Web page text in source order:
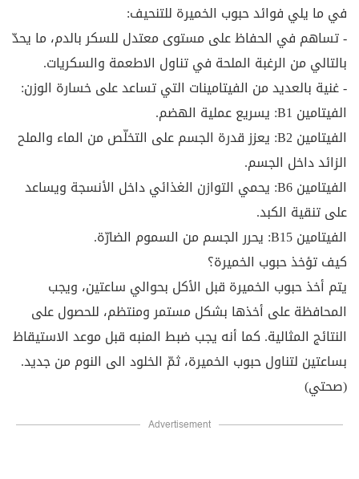
في ما يلي فوائد حبوب الخميرة للتنحيف:
- تساهم في الحفاظ على مستوى معتدل للسكر بالدم، ما يحدّ
بالتالي من الرغبة الملحة في تناول الاطعمة والسكريات.
- غنية بالعديد من الفيتامينات التي تساعد على خسارة الوزن:
الفيتامين B1: يسريع عملية الهضم.
الفيتامين B2: يعزز قدرة الجسم على التخلّص من الماء والملح
الزائد داخل الجسم.
الفيتامين B6: يحمي التوازن الغذائي داخل الأنسجة ويساعد
على تنقية الكبد.
الفيتامين B15: يحرر الجسم من السموم الضارّة.
كيف تؤخذ حبوب الخميرة؟
يتم أخذ حبوب الخميرة قبل الأكل بحوالي ساعتين، ويجب
المحافظة على أخذها بشكل مستمر ومنتظم، للحصول على
النتائج المثالية. كما أنه يجب ضبط المنبه قبل موعد الاستيقاظ
بساعتين لتناول حبوب الخميرة، ثمّ الخلود الى النوم من جديد.
(صحتي)
Advertisement